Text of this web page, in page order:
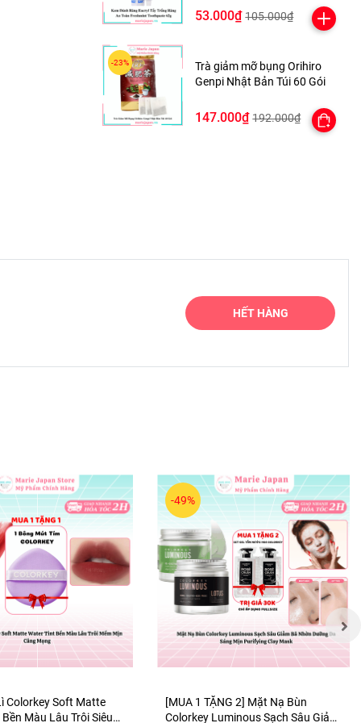
lớn
53.000₫ 105.000₫
Trà giảm mỡ bụng Orihiro
Genpi Nhật Bản Túi 60 Gói
147.000₫ 192.000₫
HẾT HÀNG
Colorkey Soft Matte
Màu Lâu Trôi Siêu
-49%
[MUA 1 TẶNG 2] Mặt Nạ Bùn
Colorkey Luminous Sạch Sâu Giảm